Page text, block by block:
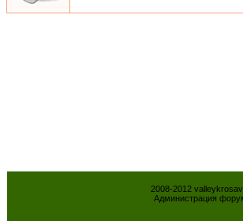
2008-2012
Администрация